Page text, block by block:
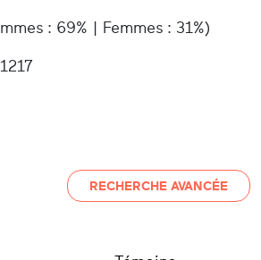
: 69% | Femmes : 31%)
1217
RECHERCHE AVANCÉE